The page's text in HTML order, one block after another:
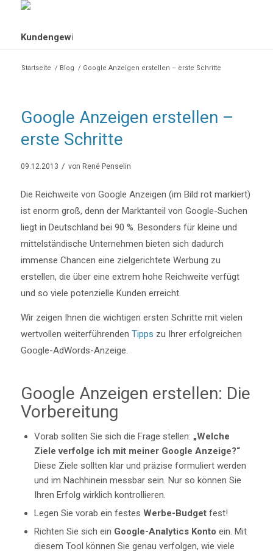
Startseite / Blog / Google Anzeigen erstellen – erste Schritte
Google Anzeigen erstellen –
erste Schritte
09.12.2013 / von René Penselin
Die Reichweite von Google Anzeigen (im Bild rot markiert)
ist enorm groß, denn der Marktanteil von Google-Suchen
liegt in Deutschland bei 90 %. Besonders für kleine und
mittelständische Unternehmen bieten sich dadurch
immense Chancen eine zielgerichtete Werbung zu
erstellen, die über eine extrem hohe Reichweite verfügt
und so viele potenzielle Kunden erreicht.
Wir zeigen Ihnen die wichtigen ersten Schritte mit vielen
wertvollen weiterführenden Tipps zu Ihrer erfolgreichen
Google-AdWords-Anzeige.
Google Anzeigen erstellen: Die
Vorbereitung
Vorab sollten Sie sich die Frage stellen: „Welche
Ziele verfolge ich mit meiner Google Anzeige?“
Diese Ziele sollten klar und präzise formuliert werden
und im Nachhinein messbar sein. Nur so können Sie
Ihren Erfolg wirklich kontrollieren.
Legen Sie vorab ein festes Werbe-Budgetfest!
Richten Sie sich ein Google-Analytics Konto ein. Mit
diesem Tool können Sie genau verfolgen, wie viele